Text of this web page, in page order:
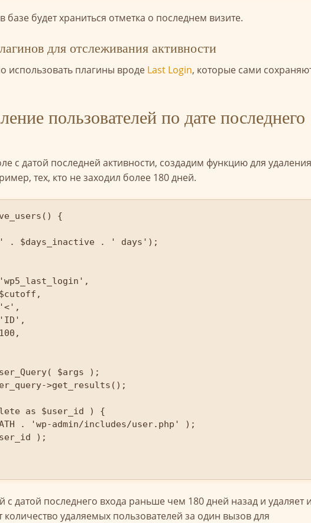
базе будет храниться отметка о последнем визите.
для отслеживания активности
использовать плагины вроде Last Login, которые сами
пользователей по дате последнего
с датой последней активности, создадим функцию для удаления
тех, кто не заходил более 180 дней.
{
с датой последнего входа раньше чем 180 дней назад и удаляет
удаляемых пользователей за один вызов для